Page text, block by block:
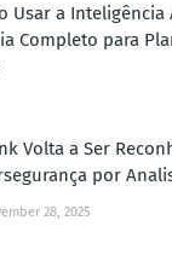
Usar a
Completo para
Volta a Ser
por
28, 2025